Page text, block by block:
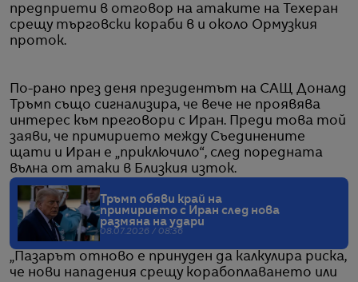
предприети в отговор на атаките на Техеран
срещу търговски кораби в и около Ормузкия
проток.
По-рано през деня президентът на САЩ Доналд
Тръмп също сигнализира, че вече не проявява
интерес към преговори с Иран. Преди това той
заяви, че примирието между Съединените
щати и Иран е „приключило“, след поредната
вълна от атаки в Близкия изток.
Тръмп обяви край на
примирието с Иран след нова
размяна на удари
08.07.2026 / 08:36
„Пазарът отново е принуден да калкулира риска,
че нови нападения срещу корабоплаването или